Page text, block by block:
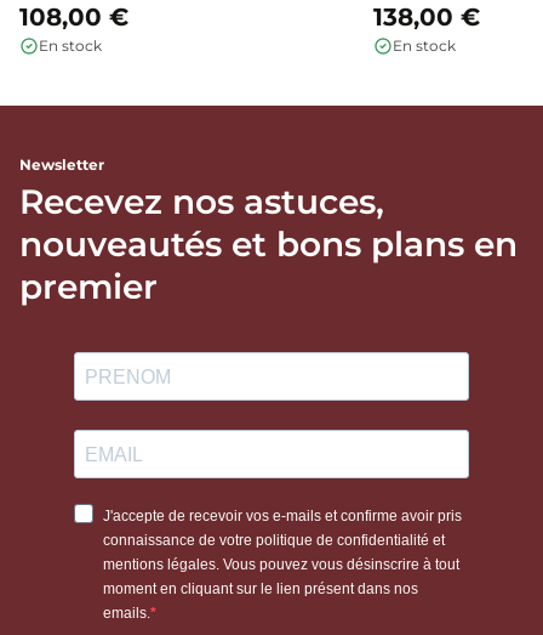
108,00 €
En stock
138,00 €
En stock
Newsletter
Recevez nos astuces,
nouveautés et bons plans en
premier